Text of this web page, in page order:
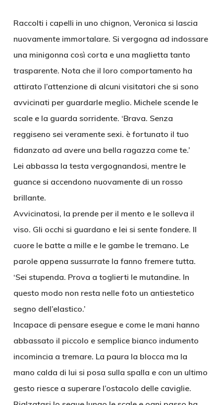
Raccolti i capelli in uno chignon, Veronica si lascia
nuovamente immortalare. Si vergogna ad indossare
una minigonna così corta e una maglietta tanto
trasparente. Nota che il loro comportamento ha
attirato l’attenzione di alcuni visitatori che si sono
avvicinati per guardarle meglio. Michele scende le
scale e la guarda sorridente. ‘Brava. Senza
reggiseno sei veramente sexi. è fortunato il tuo
fidanzato ad avere una bella ragazza come te.’
Lei abbassa la testa vergognandosi, mentre le
guance si accendono nuovamente di un rosso
brillante.
Avvicinatosi, la prende per il mento e le solleva il
viso. Gli occhi si guardano e lei si sente fondere. Il
cuore le batte a mille e le gambe le tremano. Le
parole appena sussurrate la fanno fremere tutta.
‘Sei stupenda. Prova a toglierti le mutandine. In
questo modo non resta nelle foto un antiestetico
segno dell’elastico.’
Incapace di pensare esegue e come le mani hanno
abbassato il piccolo e semplice bianco indumento
incomincia a tremare. La paura la blocca ma la
mano calda di lui si posa sulla spalla e con un ultimo
gesto riesce a superare l’ostacolo delle caviglie.